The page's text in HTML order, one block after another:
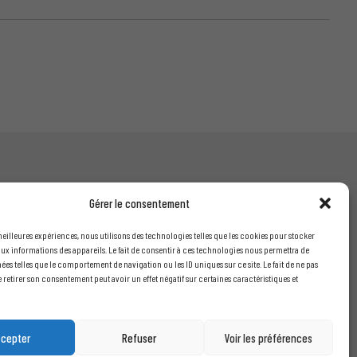
Gérer le consentement
expériences, nous utilisons des technologies telles que les cookies pour stocker
informations des appareils. Le fait de consentir à ces technologies nous permettra de
telles que le comportement de navigation ou les ID uniques sur ce site. Le fait de ne pas
retirer son consentement peut avoir un effet négatif sur certaines caractéristiques et
Refuser Voir les préférences
INFORMATIONS LÉGALES
Mentions légales
Conditions générales de vente